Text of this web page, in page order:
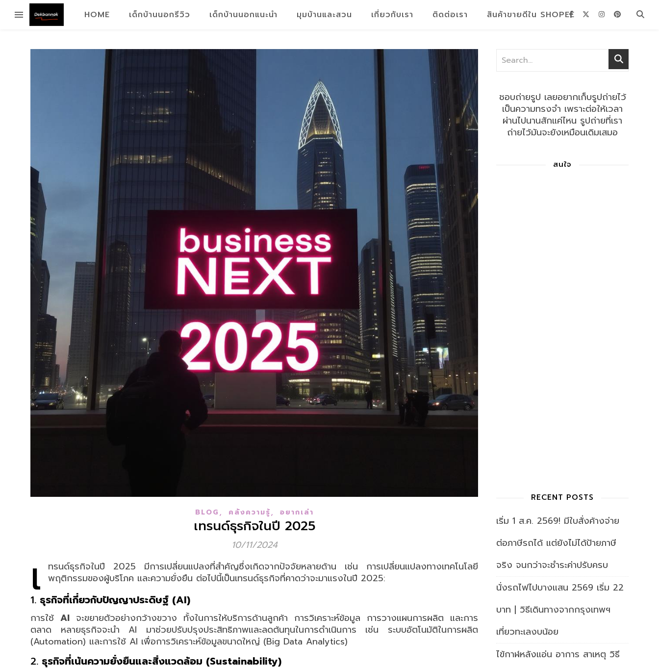
HOME เด็กบ้านนอกรีวิว เด็กบ้านนอกแนะนำ มุมบ้านและสวน เกี่ยวกับเรา ติดต่อเรา สินค้าขายดีใน SHOPEE
BLOG, คลังความรู้, อยากเล่า
เทรนด์ธุรกิจในปี 2025
10/11/2024
เ
ทรนด์ธุรกิจในปี 2025 มีการเปลี่ยนแปลงที่สำคัญซึ่งเกิดจากปัจจัยหลายด้าน เช่น การเปลี่ยนแปลงทางเทคโนโลยี
พฤติกรรมของผู้บริโภค และความยั่งยืน ต่อไปนี้เป็นเทรนด์ธุรกิจที่คาดว่าจะมาแรงในปี 2025:
1. ธุรกิจที่เกี่ยวกับปัญญาประดิษฐ์ (AI)
การใช้ AI จะขยายตัวอย่างกว้างขวาง ทั้งในการให้บริการด้านลูกค้า การวิเคราะห์ข้อมูล การวางแผนการผลิต และการ
ตลาด หลายธุรกิจจะนำ AI มาช่วยปรับปรุงประสิทธิภาพและลดต้นทุนในการดำเนินการ เช่น ระบบอัตโนมัติในการผลิต
(Automation) และการใช้ AI เพื่อการวิเคราะห์ข้อมูลขนาดใหญ่ (Big Data Analytics)
2. ธุรกิจที่เน้นความยั่งยืนและสิ่งแวดล้อม (Sustainability)
ชอบถ่ายรูป เลยอยากเก็บรูปถ่ายไว้
เป็นความทรงจำ เพราะต่อให้เวลา
ผ่านไปนานสักแค่ไหน รูปถ่ายที่เรา
ถ่ายไว้มันจะยังเหมือนเดิมเสมอ
สนใจ
RECENT POSTS
เริ่ม 1 ส.ค. 2569! มีใบสั่งค้างจ่าย
ต่อภาษีรถได้ แต่ยังไม่ได้ป้ายภาษี
จริง จนกว่าจะชำระค่าปรับครบ
นั่งรถไฟไปบางแสน 2569 เริ่ม 22
บาท | วิธีเดินทางจากกรุงเทพฯ
เที่ยวทะเลงบน้อย
ไข้กาฬหลังแอ่น อาการ สาเหตุ วิธี